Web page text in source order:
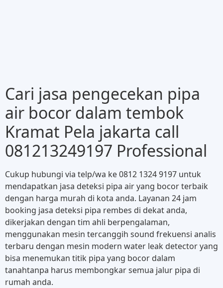
Cari jasa pengecekan pipa
air bocor dalam tembok
Kramat Pela jakarta call
081213249197 Professional
Cukup hubungi via telp/wa ke 0812 1324 9197 untuk
mendapatkan jasa deteksi pipa air yang bocor terbaik
dengan harga murah di kota anda. Layanan 24 jam
booking jasa deteksi pipa rembes di dekat anda,
dikerjakan dengan tim ahli berpengalaman,
menggunakan mesin tercanggih sound frekuensi analis
terbaru dengan mesin modern water leak detector yang
bisa menemukan titik pipa yang bocor dalam
tanahtanpa harus membongkar semua jalur pipa di
rumah anda.